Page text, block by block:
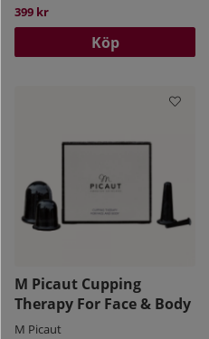
399 kr
Köp
M Picaut Cupping
Therapy For Face & Body
M Picaut